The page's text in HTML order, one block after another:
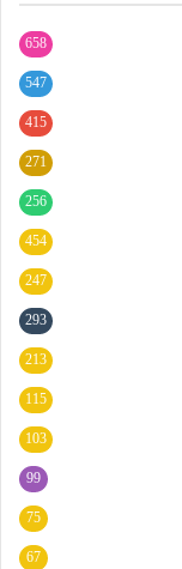
658
547
415
271
256
454
247
293
213
115
103
99
75
67